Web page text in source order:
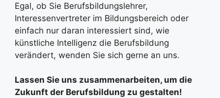
Egal, ob Sie Berufsbildungslehrer,
Interessenvertreter im Bildungsbereich oder
einfach nur daran interessiert sind, wie
künstliche Intelligenz die Berufsbildung
verändert, wenden Sie sich gerne an uns.
Lassen Sie uns zusammenarbeiten, um die
Zukunft der Berufsbildung zu gestalten!